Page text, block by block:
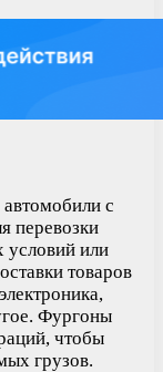
с
перевозки
условий или
товаров
Фургоны
чтобы
грузов.